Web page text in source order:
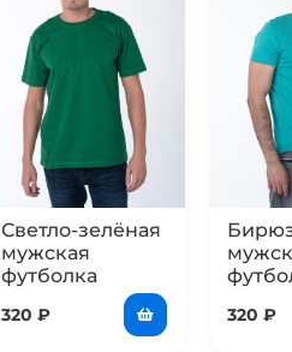
Светло-зелёная
мужская
футболка
320 ₽ 320₽